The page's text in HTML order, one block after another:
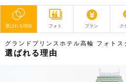
選ばれる理由 フォト プラン ク
撮影レポート
グランドプリンスホテル高輪 フォトス
選ばれる理由